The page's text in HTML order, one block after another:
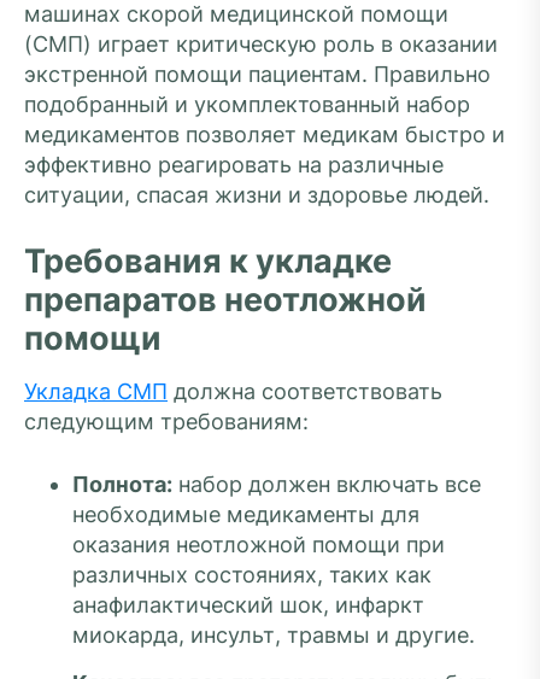
машинах скорой медицинской помощи
(СМП) играет критическую роль в оказании
экстренной помощи пациентам. Правильно
подобранный и укомплектованный набор
медикаментов позволяет медикам быстро и
эффективно реагировать на различные
ситуации, спасая жизни и здоровье людей.
Требования к укладке
препаратов неотложной
помощи
Укладка СМП должна соответствовать
следующим требованиям:
Полнота: набор должен включать все
необходимые медикаменты для
оказания неотложной помощи при
различных состояниях, таких как
анафилактический шок, инфаркт
миокарда, инсульт, травмы и другие.